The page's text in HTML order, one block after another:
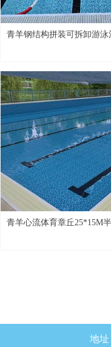
青羊钢结构拼装可拆卸游
青羊心流体育章丘25*15M
地址